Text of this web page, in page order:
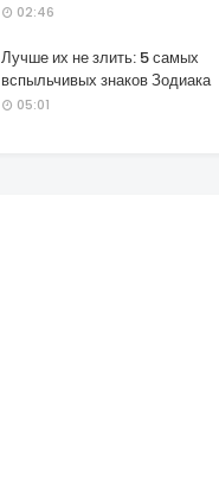
02:46
Лучше их не злить: 5 самых
вспыльчивых знаков Зодиака
05:01